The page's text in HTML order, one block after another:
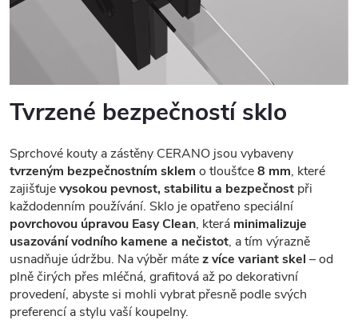
Tvrzené bezpečností sklo
Sprchové kouty a zástěny CERANO jsou vybaveny
tvrzeným bezpečnostním sklem o tloušťce8 mm, které
zajišťujevysokou pevnost, stabilitu a bezpečnost při
každodenním používání. Sklo je opatřeno speciální
povrchovou úpravou Easy Clean, která minimalizuje
usazování vodního kamene a nečistot, a tím výrazně
usnadňuje údržbu. Na výběr mátez více variant skel – od
plně čirých přes mléčná, grafitová až po dekorativní
provedení, abyste si mohli vybrat přesně podle svých
preferencí a stylu vaší koupelny.